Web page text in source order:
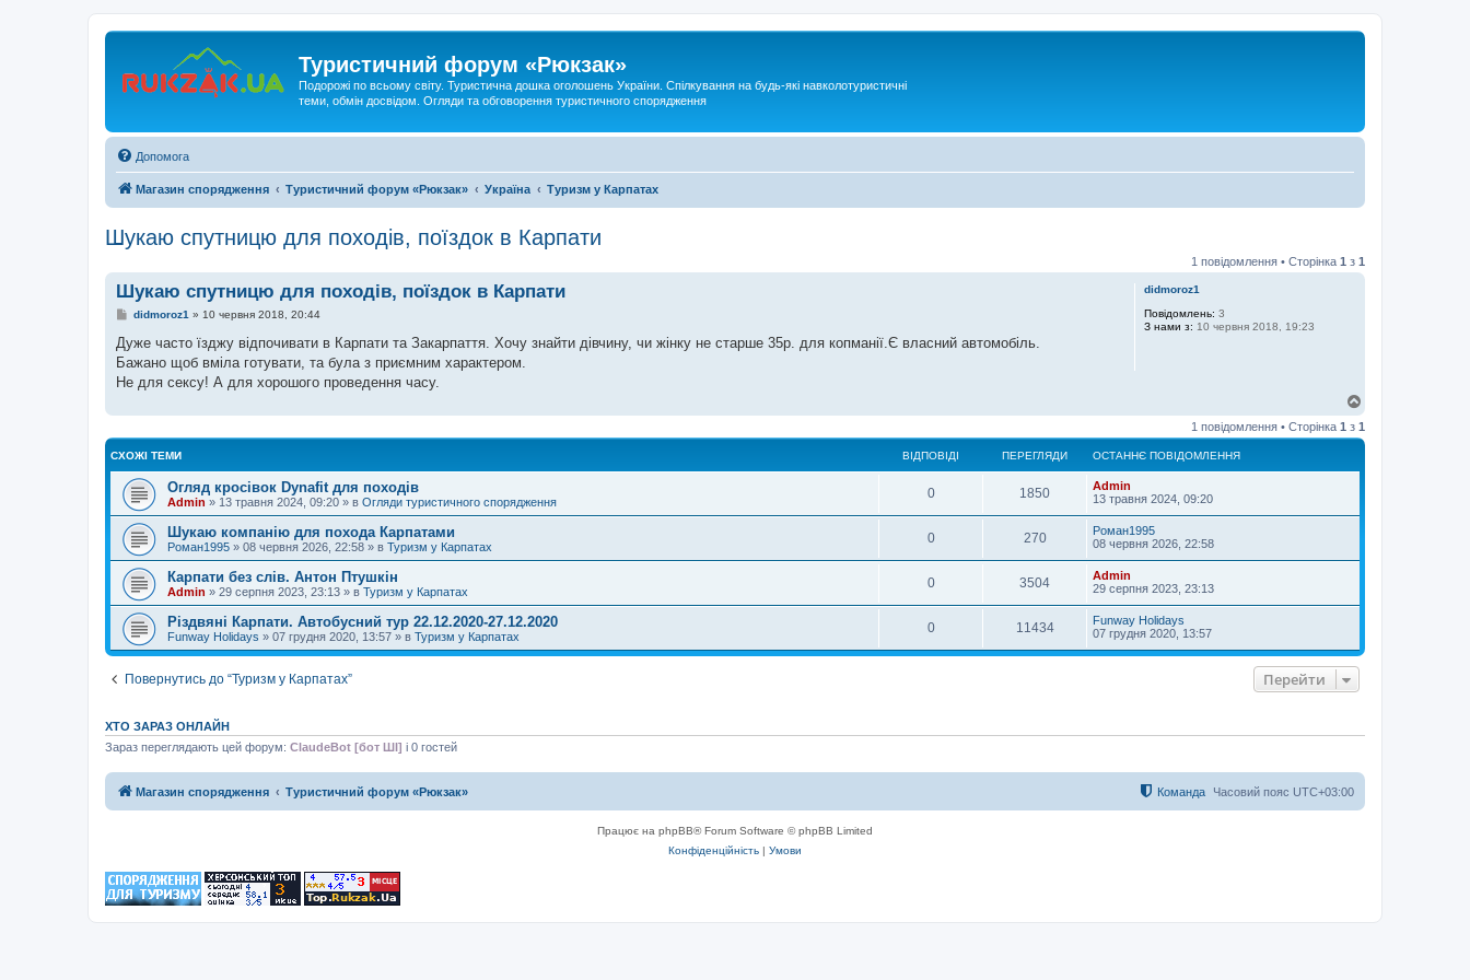
Туристичний форум «Рюкзак»
Подорожі по всьому світу. Туристична дошка оголошень України. Спілкування на будь-які навколотуристичні
теми, обмін досвідом. Огляди та обговорення туристичного спорядження
Допомога
Магазин спорядження Туристичний форум «Рюкзак» Україна Туризм у Карпатах
Шукаю спутницю для походів, поїздок в Карпати
1 повідомлення • Сторінка 1 з 1
didmoroz1
Повідомлень: 3
З нами з: 10 червня 2018, 19:23
Шукаю спутницю для походів, поїздок в Карпати
П
в
і
д
о
е
я
didmoroz1 » 10 червня 2018, 20:44
Дуже часто їзджу відпочивати в Карпати та Закарпаття. Хочу знайти дівчину, чи жінку не старше 35р. для копманії.Є власний автомобіль.
Бажано щоб вміла готувати, та була з приємним характером.
Не для сексу! А для хорошого проведення часу.
г
о
1 повідомлення • Сторінка 1 з 1
СХОЖІ ТЕМИ ВІДПОВІДІ ПЕРЕГЛЯДИ ОСТАННЄ ПОВІДОМЛЕННЯ
Огляд кросівок Dynafit для походів
Admin » 13 травня 2024, 09:20 » в Огляди туристичного спорядження
0 1850
Admin
13 травня 2024, 09:20
Шукаю компанію для похода Карпатами
Роман1995 » 08 червня 2026, 22:58 » в Туризм у Карпатах
0 270
Роман1995
08 червня 2026, 22:58
Карпати без слів. Антон Птушкін
Admin » 29 серпня 2023, 23:13 » в Туризм у Карпатах
0 3504
Admin
29 серпня 2023, 23:13
Різдвяні Карпати. Автобусний тур 22.12.2020-27.12.2020
Funway Holidays » 07 грудня 2020, 13:57 » в Туризм у Карпатах
0 11434
Funway Holidays
07 грудня 2020, 13:57
Повернутись до “Туризм у Карпатах” Перейти
ХТО ЗАРАЗ ОНЛАЙН
Зараз переглядають цей форум: ClaudeBot [бот ШІ] і 0 гостей
Магазин спорядження Туристичний форум «Рюкзак» Часовий пояс UTC+03:00
Команда
Працює на phpBB® Forum Software © phpBB Limited
Конфіденційність | Умови